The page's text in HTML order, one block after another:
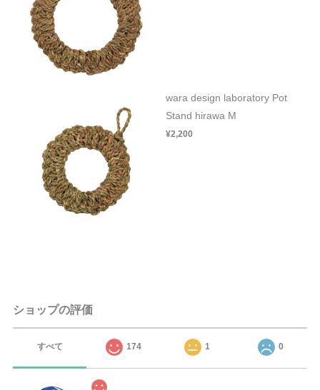
wara design laboratory Pot
Stand hirawa M
¥2,200
ショップの評価
すべて 174 1 0